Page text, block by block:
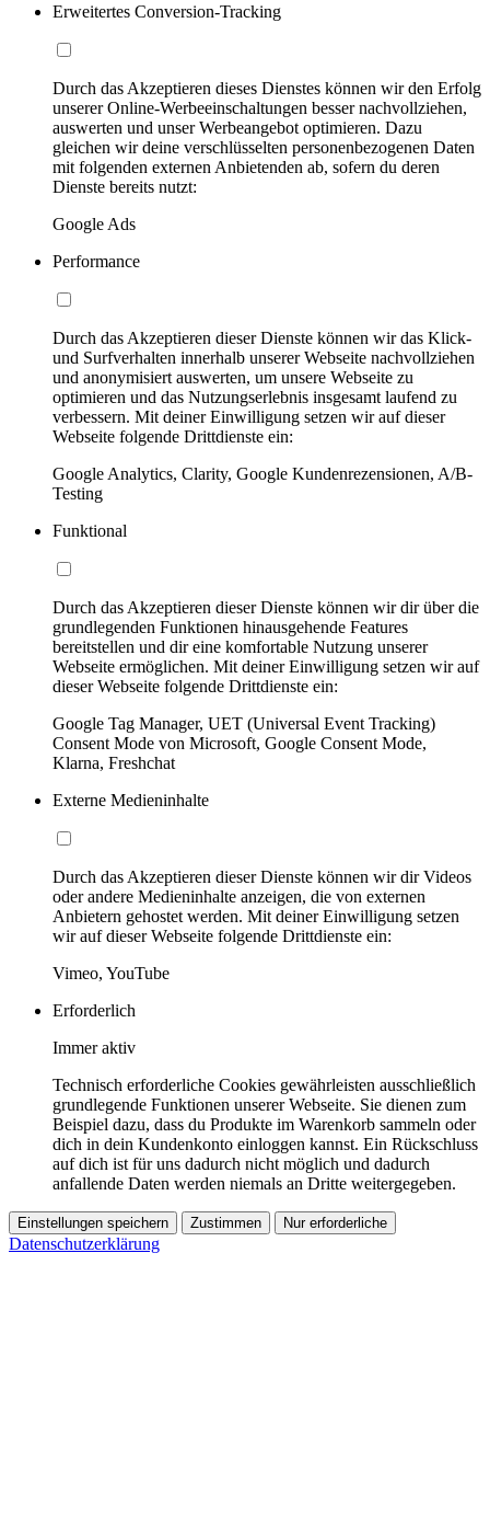
Erweitertes Conversion-Tracking
Durch das Akzeptieren dieses Dienstes können wir den Erfolg
unserer Online-Werbeeinschaltungen besser nachvollziehen,
auswerten und unser Werbeangebot optimieren. Dazu
gleichen wir deine verschlüsselten personenbezogenen Daten
mit folgenden externen Anbietenden ab, sofern du deren
Dienste bereits nutzt:
Google Ads
Performance
Durch das Akzeptieren dieser Dienste können wir das Klick-
und Surfverhalten innerhalb unserer Webseite nachvollziehen
und anonymisiert auswerten, um unsere Webseite zu
optimieren und das Nutzungserlebnis insgesamt laufend zu
verbessern. Mit deiner Einwilligung setzen wir auf dieser
Webseite folgende Drittdienste ein:
Google Analytics, Clarity, Google Kundenrezensionen, A/B-
Testing
Funktional
Durch das Akzeptieren dieser Dienste können wir dir über die
grundlegenden Funktionen hinausgehende Features
bereitstellen und dir eine komfortable Nutzung unserer
Webseite ermöglichen. Mit deiner Einwilligung setzen wir auf
dieser Webseite folgende Drittdienste ein:
Google Tag Manager, UET (Universal Event Tracking)
Consent Mode von Microsoft, Google Consent Mode,
Klarna, Freshchat
Externe Medieninhalte
Durch das Akzeptieren dieser Dienste können wir dir Videos
oder andere Medieninhalte anzeigen, die von externen
Anbietern gehostet werden. Mit deiner Einwilligung setzen
wir auf dieser Webseite folgende Drittdienste ein:
Vimeo, YouTube
Erforderlich
Immer aktiv
Technisch erforderliche Cookies gewährleisten ausschließlich
grundlegende Funktionen unserer Webseite. Sie dienen zum
Beispiel dazu, dass du Produkte im Warenkorb sammeln oder
dich in dein Kundenkonto einloggen kannst. Ein Rückschluss
auf dich ist für uns dadurch nicht möglich und dadurch
anfallende Daten werden niemals an Dritte weitergegeben.
Einstellungen speichern Zustimmen Nur erforderliche
Datenschutzerklärung